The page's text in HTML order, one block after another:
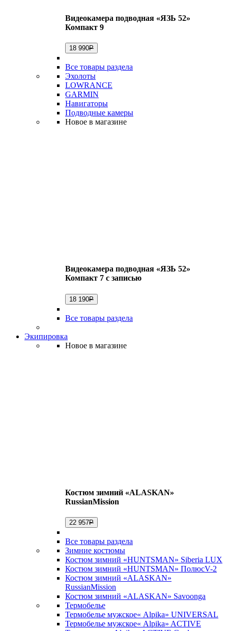
Видеокамера подводная «ЯЗЬ 52»
Компакт 9
18 990Р
Все товары раздела
Эхолоты
LOWRANCE
GARMIN
Навигаторы
Подводные камеры
Новое в магазине
Видеокамера подводная «ЯЗЬ 52»
Компакт 7 с записью
18 190Р
Все товары раздела
Экипировка
Новое в магазине
Костюм зимний «ALASKAN»
RussianMission
22 957Р
Все товары раздела
Зимние костюмы
Костюм зимний «HUNTSMAN» Siberia LUX
Костюм зимний «HUNTSMAN» ПолюсV-2
Костюм зимний «ALASKAN»
RussianMission
Костюм зимний «ALASKAN» Savoonga
Термобелье
Термобелье мужское« Alpika» UNIVERSAL
Термобелье мужское« Alpika» ACTIVE